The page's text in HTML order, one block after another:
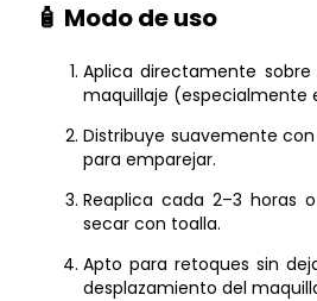
🧴 Modo de uso
Aplica directamente
maquillaje (especialmente
Distribuye suavemente
para emparejar.
Reaplica cada 2–3 horas
secar con toalla.
Apto para retoques sin
desplazamiento del